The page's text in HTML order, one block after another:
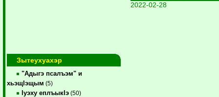
Зытеухуахэр
"Адыгэ псалъэм" и
хьэщIэщым (5)
Iуэху еплъыкIэ (50)
2022-02-28